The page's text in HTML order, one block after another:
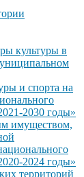
культуры в
и спорта на
2030 годы»
имуществом,
2024 годы»
территорий